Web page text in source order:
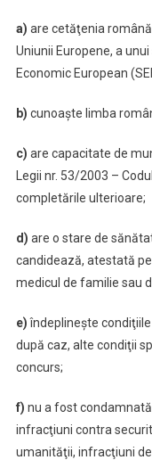
a) are cetăţenia
Uniunii Europene, a
Economic European
b) cunoaşte limba
c) are capacitate de
Legii nr. 53/2003 –
completările ulterioare;
d) are o stare de
candidează, atestată
medicul de familie sau
e)îndeplineşte
după caz, alte condiţii
concurs;
f) nu a fost
infracţiuni contra
umanităţii, infracţiuni